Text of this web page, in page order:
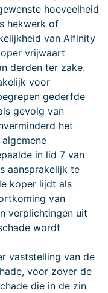
hoeveelheid
hekwerk of
van Alfinity
vrijwaart
derden ter zake.
voor
gederfde
gevolg van
het
in lid 7 van
aansprakelijk te
koper lijdt als
van
verplichtingen uit
wordt
van de
voor zover de
die in de zin